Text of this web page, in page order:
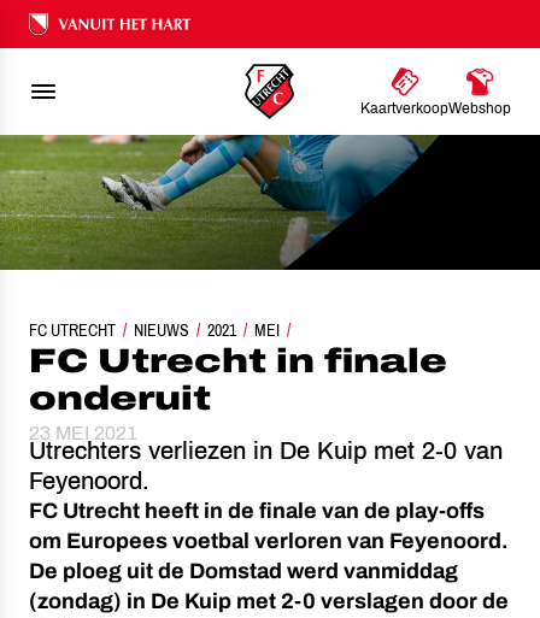
Ons nalatenschap
KaartverkoopWebshop
FC UTRECHT NIEUWS 2021 MEI
FC UTRECHT IN FINALE ONDERUIT
FC Utrecht in finale
onderuit
23 MEI 2021
Utrechters verliezen in De Kuip met 2-0 van
Feyenoord.
FC Utrecht heeft in de finale van de play-offs
om Europees voetbal verloren van Feyenoord.
De ploeg uit de Domstad werd vanmiddag
(zondag) in De Kuip met 2-0 verslagen door de